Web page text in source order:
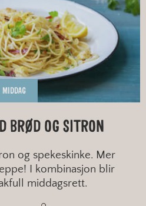
MIDDAG
BRØD OG SITRON
og spekeskinke. Mer
I kombinasjon blir
middagsrett.